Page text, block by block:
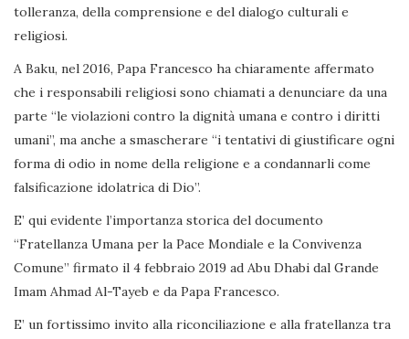
tolleranza, della comprensione e del dialogo culturali e
religiosi.
A Baku, nel 2016, Papa Francesco ha chiaramente affermato
che i responsabili religiosi sono chiamati a denunciare da una
parte “le violazioni contro la dignità umana e contro i diritti
umani”, ma anche a smascherare “i tentativi di giustificare ogni
forma di odio in nome della religione e a condannarli come
falsificazione idolatrica di Dio”.
E’ qui evidente l’importanza storica del documento
“Fratellanza Umana per la Pace Mondiale e la Convivenza
Comune” firmato il 4 febbraio 2019 ad Abu Dhabi dal Grande
Imam Ahmad Al-Tayeb e da Papa Francesco.
E’ un fortissimo invito alla riconciliazione e alla fratellanza tra